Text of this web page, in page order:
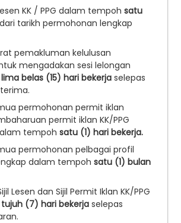
KK / PPG dalam tempoh satu
dari tarikh permohonan lengkap
pemakluman kelulusan
mengadakan sesi lelongan
lima belas (15) hari bekerja selepas
permohonan permit iklan
permit iklan KK/PPG
tempoh satu (1) hari bekerja.
permohonan pelbagai profil
dalam tempoh satu (1) bulan
Lesen dan Sijil Permit Iklan KK/PPG
tujuh (7) hari bekerja selepas